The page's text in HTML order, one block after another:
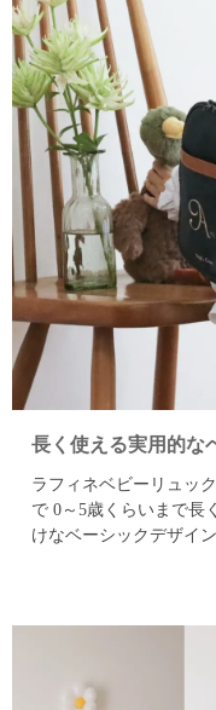
長く使える実用的な
ラフィネベビーリュッ
で 0～5歳くらいまで長
けなベーシックデザイ